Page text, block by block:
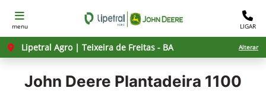
menu LIGAR
Lipetral Agro | Teixeira de Freitas - BA Alterar
John Deere Plantadeira 1100